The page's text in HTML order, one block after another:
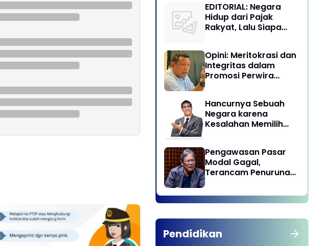
Social Media di
Indonesia
EDITORIAL: Negara
Hidup dari Pajak
Rakyat, Lalu Siapa
Opini: Meritokrasi dan
Integritas dalam
Promosi Perwira
Hancurnya Sebuah
Negara karena
Kesalahan Memilih
Pengawasan Pasar
Modal Gagal,
Terancam Penurunan
Pendidikan